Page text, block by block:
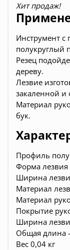
Хит продаж!
Инструмент
полукруглый
Резец
дереву.
Лезвие
закаленной
Материал
бук.
Профиль
Форма лезвия
Ширина
Материал
Материал
Покрытие
Ширина
Общая длина
Вес 0,04 кг